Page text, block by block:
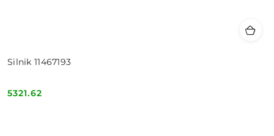
Silnik 11467193
Cena:
5321.62